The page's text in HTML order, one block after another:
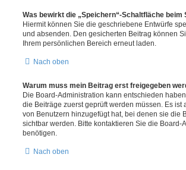
Was bewirkt die „Speichern“-Schaltfläche
Hiermit können Sie die geschriebene Entwürfe
und absenden. Den gesicherten Beitrag können
Ihrem persönlichen Bereich erneut laden.
Nach oben
Warum muss mein Beitrag erst freigegeben
Die Board-Administration kann entschieden
die Beiträge zuerst geprüft werden müssen. Es
von Benutzern hinzugefügt hat, bei denen sie die
sichtbar werden. Bitte kontaktieren Sie die
benötigen.
Nach oben